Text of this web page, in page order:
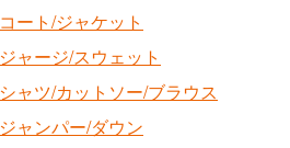
コート/ジャケット
ジャージ/スウェット
シャツ/カットソー/ブラウス
ジャンパー/ダウン